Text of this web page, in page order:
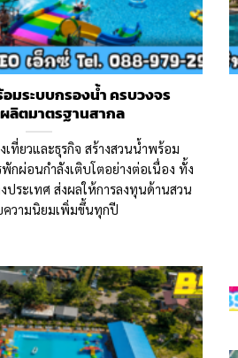
มระบบกรองน้ำ ครบวงจร
ลิตมาตรฐานสากล
เที่ยวและธุรกิจ สร้างสวนน้ำพร้อม
กผ่อนกำลังเติบโตอย่างต่อเนื่อง ทั้ง
ประเทศ ส่งผลให้การลงทุนด้านสวน
ความนิยมเพิ่มขึ้นทุกปี